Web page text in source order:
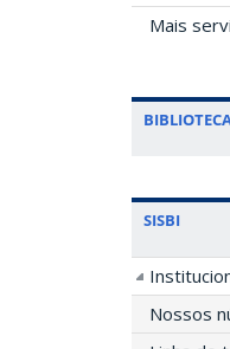
Mais
SISBI
Nossos